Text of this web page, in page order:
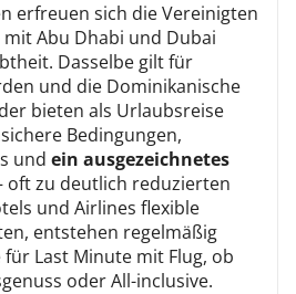
erfreuen sich die Vereinigten
Abu Dhabi und Dubai
Dasselbe gilt für
und die Dominikanische
bieten als Urlaubsreise
Bedingungen,
und ein ausgezeichnetes
oft zu deutlich reduzierten
und Airlines flexible
entstehen regelmäßig
Last Minute mit Flug, ob
oder All-inclusive.